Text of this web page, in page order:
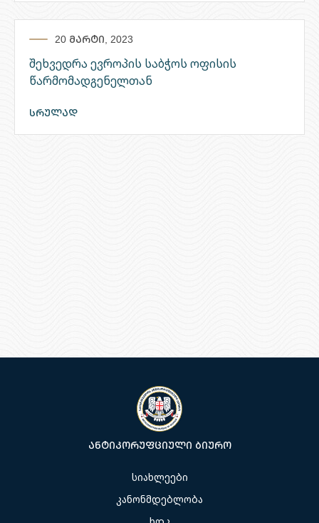
20 მარტი, 2023
შეხვედრა ევროპის საბჭოს ოფისის
წარმომადგენელთან
სრულად
ანტიკორუფციული ბიურო
სიახლეები
კანონმდებლობა